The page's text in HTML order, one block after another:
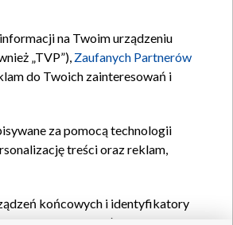
na Twoim urządzeniu
„TVP”), Zaufanych Partnerów
do Twoich zainteresowań i
za pomocą technologii
treści oraz reklam,
końcowych i identyfikatory